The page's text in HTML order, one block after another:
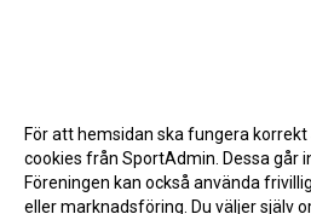
För att hemsidan ska fungera
cookies från SportAdmin. Dessa går
Föreningen kan också använda
eller marknadsföring. Du väljer själv